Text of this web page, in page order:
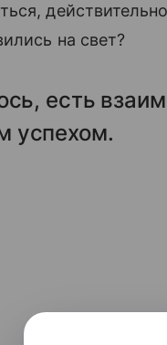
на свет?
есть
успехом.